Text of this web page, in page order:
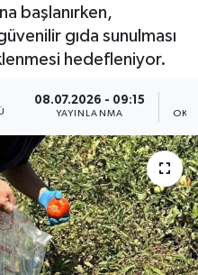
başlanırken,
gıda sunulması
hedefleniyor.
08.07.2026 - 09:15
YAYINLANMA